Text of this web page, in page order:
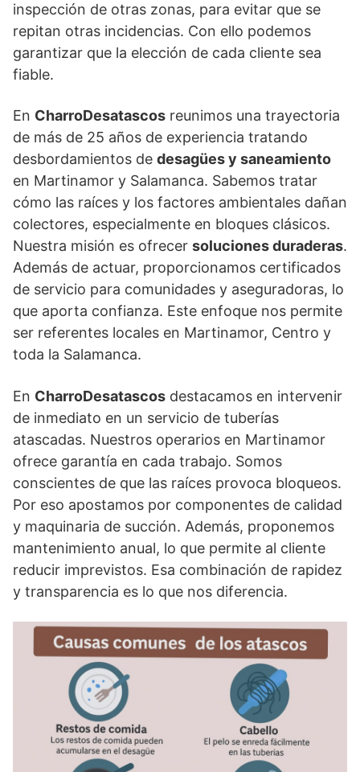
inspección de otras zonas, para evitar que se
repitan otras incidencias. Con ello podemos
garantizar que la elección de cada cliente sea
fiable.
En CharroDesatascos reunimos una trayectoria
de más de 25 años de experiencia tratando
desbordamientos de desagües y saneamiento
en Martinamor y Salamanca. Sabemos tratar
cómo las raíces y los factores ambientales dañan
colectores, especialmente en bloques clásicos.
Nuestra misión es ofrecer soluciones duraderas.
Además de actuar, proporcionamos certificados
de servicio para comunidades y aseguradoras, lo
que aporta confianza. Este enfoque nos permite
ser referentes locales en Martinamor, Centro y
toda la Salamanca.
En CharroDesatascos destacamos en intervenir
de inmediato en un servicio de tuberías
atascadas. Nuestros operarios en Martinamor
ofrece garantía en cada trabajo. Somos
conscientes de que las raíces provoca bloqueos.
Por eso apostamos por componentes de calidad
y maquinaria de succión. Además, proponemos
mantenimiento anual, lo que permite al cliente
reducir imprevistos. Esa combinación de rapidez
y transparencia es lo que nos diferencia.